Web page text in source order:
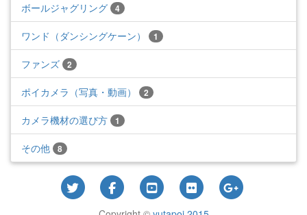
ボールジャグリング 4
ワンド（ダンシングケーン） 1
ファンズ 2
ポイカメラ（写真・動画） 2
カメラ機材の選び方 1
その他 8